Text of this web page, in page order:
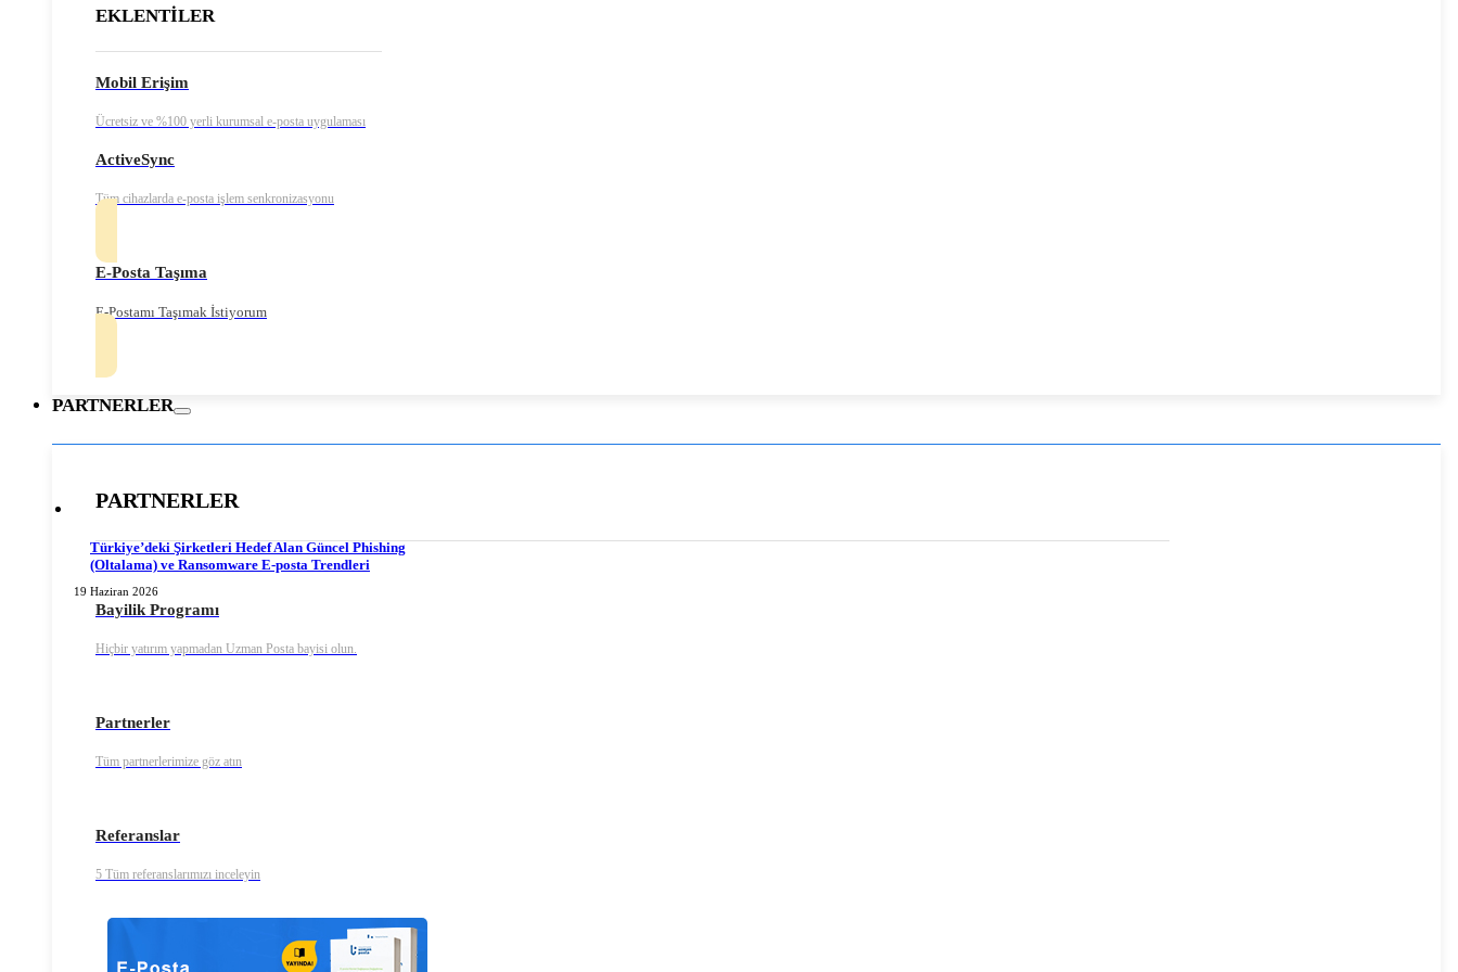
EKLENTİLER
Mobil Erişim
Ücretsiz ve %100 yerli kurumsal e-posta uygulaması
ActiveSync
Tüm cihazlarda e-posta işlem senkronizasyonu
E-Posta Taşıma
E-Postamı Taşımak İstiyorum
PARTNERLER
PARTNERLER
Bayilik Programı
Hiçbir yatırım yapmadan Uzman Posta bayisi olun.
Partnerler
Tüm partnerlerimize göz atın
Referanslar
5 Tüm referanslarımızı inceleyin
Türkiye’deki Şirketleri Hedef Alan Güncel Phishing
(Oltalama) ve Ransomware E-posta Trendleri
19 Haziran 2026